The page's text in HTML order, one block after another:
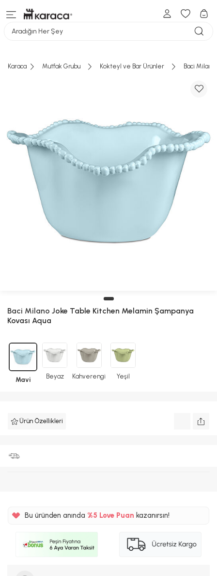
Aradığın Her Şey
Karaca Mutfak Grubu Kokteyl ve Bar Ürünler Baci
Baci Milano Joke Table Kitchen Melamin Şampanya
Kovası Aqua
Mavi Beyaz Kahverengi Yeşil
Ürün Özellikleri
Bu üründen anında %5
%5
Love Puan kazanırsın!